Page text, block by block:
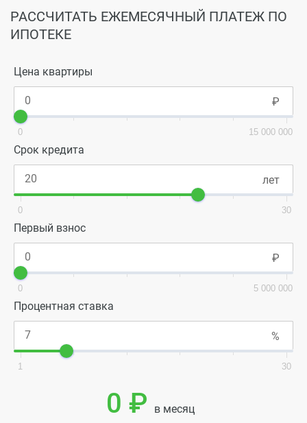
РАССЧИТАТЬ ЕЖЕМЕСЯЧНЫЙ ПЛАТЕЖ ПО
ИПОТЕКЕ
Цена квартиры
0 15 000 000
Срок кредита
0 30
Первый взнос
0 5 000 000
Процентная ставка
1 30
0 ₽ в месяц